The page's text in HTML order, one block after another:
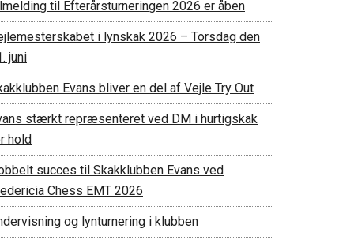
til Efterårsturneringen 2026 er åben
i lynskak 2026 – Torsdag den
juni
Evans bliver en del af Vejle Try Out
stærkt repræsenteret ved DM i hurtigskak
hold
succes til Skakklubben Evans ved
Chess EMT 2026
og lynturnering i klubben